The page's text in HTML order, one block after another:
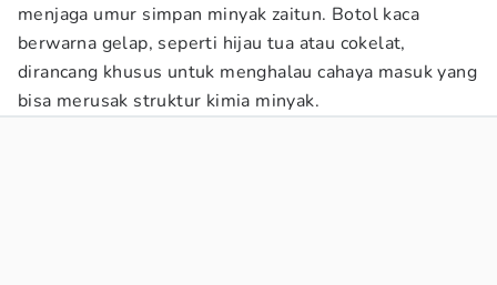
menjaga umur simpan minyak zaitun. Botol kaca
berwarna gelap, seperti hijau tua atau cokelat,
dirancang khusus untuk menghalau cahaya masuk yang
bisa merusak struktur kimia minyak.